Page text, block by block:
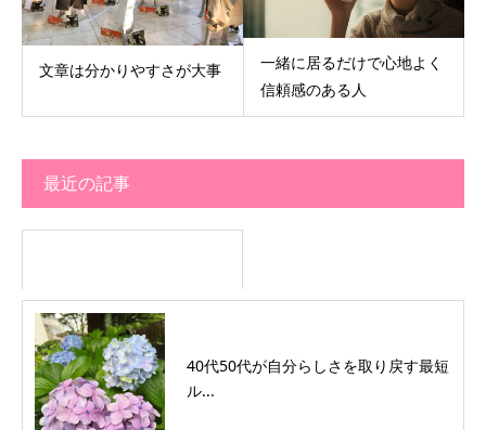
文章は分かりやすさが大事
一緒に居るだけで心地よく
信頼感のある人
最近の記事
40代50代が自分らしさを取り戻す最短
ル...